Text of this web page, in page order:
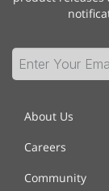
About Us
Careers
Community